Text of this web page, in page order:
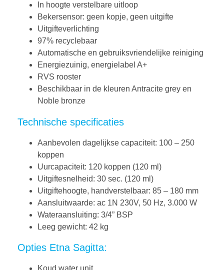
In hoogte verstelbare uitloop
Bekersensor: geen kopje, geen uitgifte
Uitgifteverlichting
97% recyclebaar
Automatische en gebruiksvriendelijke reiniging
Energiezuinig, energielabel A+
RVS rooster
Beschikbaar in de kleuren Antracite grey en
Noble bronze
Technische specificaties
Aanbevolen dagelijkse capaciteit: 100 – 250
koppen
Uurcapaciteit: 120 koppen (120 ml)
Uitgiftesnelheid: 30 sec. (120 ml)
Uitgiftehoogte, handverstelbaar: 85 – 180 mm
Aansluitwaarde: ac 1N 230V, 50 Hz, 3.000 W
Wateraansluiting: 3/4” BSP
Leeg gewicht: 42 kg
Opties Etna Sagitta:
Koud water unit